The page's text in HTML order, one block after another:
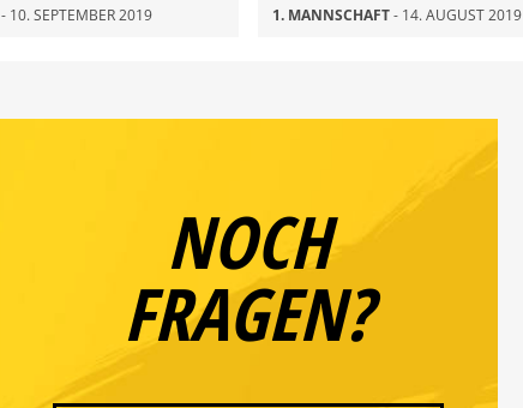
- 10. SEPTEMBER 2019 1. MANNSCHAFT- 14. AUGUST 2019
NOCH
FRAGEN?